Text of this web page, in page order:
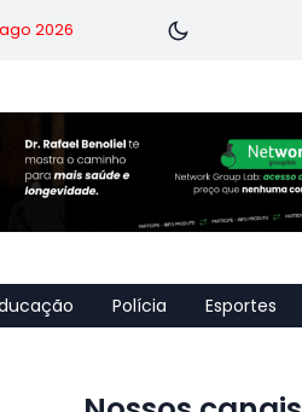
2026
Polícia Esportes